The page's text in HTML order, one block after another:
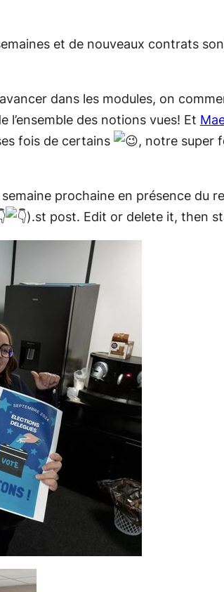
et de nouveaux contrats
dans les modules, on
l’ensemble des notions vues! Et
fois de certains
, notre super
prochaine en présence du
).st post. Edit or delete it, then